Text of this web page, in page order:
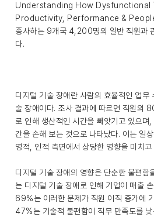
Understanding How Dysfunctional
Productivity, Performance &
종사하는 9개국 4,200명의 일반 직원과
다.
디지털 기술 장애란 사람의 효율적인 업무
술 장애이다. 조사 결과에 따르면 직원의
로 인해 생산적인 시간을 빼앗기고 있으며
간을 손해 보는 것으로 나타났다. 이는 일
영적, 인적 측면에서 상당한 영향을 미치
디지털 기술 장애의 영향은 단순한 불편
는 디지털 기술 장애로 인해 기업이 매출
69%는 이러한 문제가 직원 이직 증가에
47%는 기술적 불편함이 직무 만족도를